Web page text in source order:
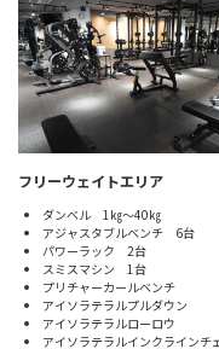
フリーウェイトエリア
ダンベル 1㎏～40㎏
アジャスタブルベンチ 6台
パワーラック 2台
スミスマシン 1台
プリチャーカールベンチ
アイソラテラルプルダウン
アイソラテラルローロウ
アイソラテラルインクラインチ